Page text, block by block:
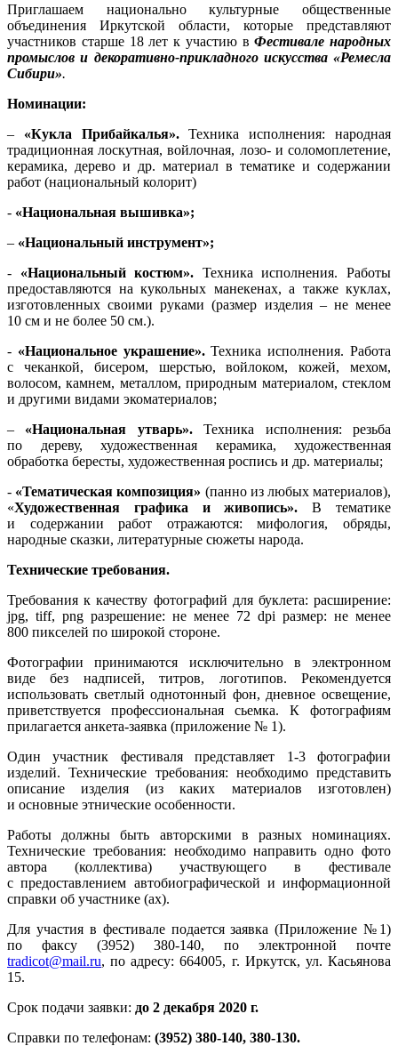
Приглашаем национально культурные общественные
объединения Иркутской области, которые представляют
участников старше 18 лет к участию в Фестивале народных
промыслов и декоративно-прикладного искусства «Ремесла
Сибири».
Номинации:
– «Кукла Прибайкалья».Техника исполнения: народная
традиционная лоскутная, войлочная, лозо- и соломоплетение,
керамика, дерево и др. материал в тематике и содержании
работ (национальный колорит)
- «Национальная вышивка»;
– «Национальный инструмент»;
- «Национальный костюм». Техника исполнения. Работы
предоставляются на кукольных манекенах, а также куклах,
изготовленных своими руками (размер изделия – не менее
10 см и не более 50 см.).
- «Национальное украшение».Техника исполнения. Работа
с чеканкой, бисером, шерстью, войлоком, кожей, мехом,
волосом, камнем, металлом, природным материалом, стеклом
и другими видами экоматериалов;
– «Национальная утварь».Техника исполнения: резьба
по дереву, художественная керамика, художественная
обработка бересты, художественная роспись и др. материалы;
- «Тематическая композиция» (панно из любых материалов),
«Художественная графика и живопись». В тематике
и содержании работ отражаются: мифология, обряды,
народные сказки, литературные сюжеты народа.
Технические требования.
Требования к качеству фотографий для буклета: расширение:
jpg, tiff, png разрешение: не менее 72 dpi размер: не менее
800 пикселей по широкой стороне.
Фотографии принимаются исключительно в электронном
виде без надписей, титров, логотипов. Рекомендуется
использовать светлый однотонный фон, дневное освещение,
приветствуется профессиональная сьемка. К фотографиям
прилагается анкета-заявка (приложение № 1).
Один участник фестиваля представляет 1-3 фотографии
изделий. Технические требования: необходимо представить
описание изделия (из каких материалов изготовлен)
и основные этнические особенности.
Работы должны быть авторскими в разных номинациях.
Технические требования: необходимо направить одно фото
автора (коллектива) участвующего в фестивале
с предоставлением автобиографической и информационной
справки об участнике (ах).
Для участия в фестивале подается заявка (Приложение №1)
по факсу (3952) 380-140, по электронной почте
tradicot@mail.ru, по адресу: 664005, г. Иркутск, ул. Касьянова
15.
Срок подачи заявки: до 2 декабря 2020 г.
Справки по телефонам: (3952) 380-140, 380-130.